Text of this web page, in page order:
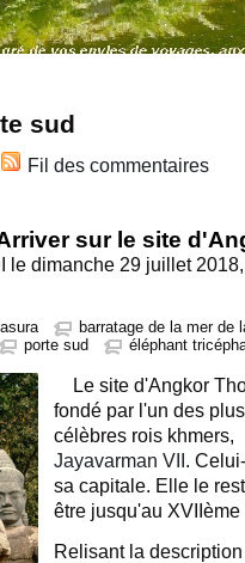
sud
Fil des commentaires
sur le site
le dimanche 29 juillet
asura
barratage de la mer de
porte sud éléphant
Le site d'Angkor
fondé par l'un des plus
célèbres rois khmers,
Jayavarman VII.
sa capitale. Elle le
être jusqu'au
Relisant la